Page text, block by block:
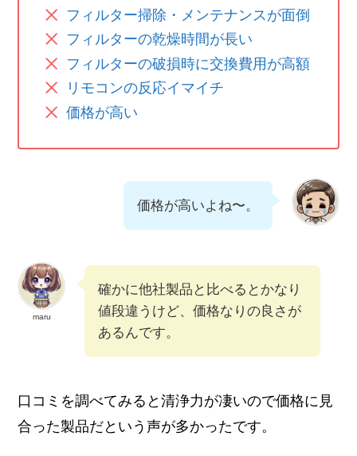
フィルター掃除・メンテナンスが面倒
フィルターの乾燥時間が長い
フィルターの破損時に交換費用が高額
リモコンの反応イマイチ
価格が高い
価格が高いよね〜。
maru
確かに他社製品と比べるとかなり
値段違うけど、価格なりの良さが
あるんです。
口コミを調べてみると清浄力が凄いので価格に見
合った製品だという声が多かったです。